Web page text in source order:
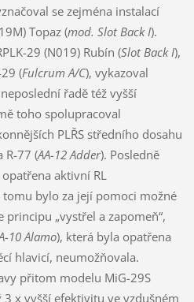
se zejména instalací
Topaz (mod. Slot Back I).
29 (N019) Rubín (Slot Back I),
(Fulcrum A/C), vykazoval
řadě též vyšší
toho spolupracoval
PLŘS středního dosahu
R-77 (AA-12 Adder). Posledně
aktivní RL
bylo za její pomoci možné
„vystřel a zapomeň“,
10 Alamo), která byla opatřena
hlavicí, neumožňovala.
přitom modelu MiG-29S
3 x vyšší efektivitu ve vzdušném